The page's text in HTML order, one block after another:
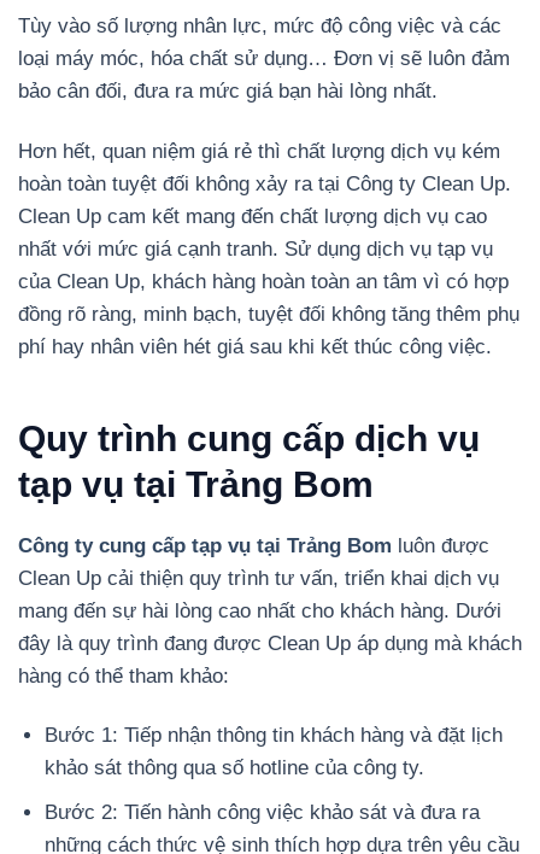
Tùy vào số lượng nhân lực, mức độ công việc và các
loại máy móc, hóa chất sử dụng… Đơn vị sẽ luôn đảm
bảo cân đối, đưa ra mức giá bạn hài lòng nhất.
Hơn hết, quan niệm giá rẻ thì chất lượng dịch vụ kém
hoàn toàn tuyệt đối không xảy ra tại Công ty Clean Up.
Clean Up cam kết mang đến chất lượng dịch vụ cao
nhất với mức giá cạnh tranh. Sử dụng dịch vụ tạp vụ
của Clean Up, khách hàng hoàn toàn an tâm vì có hợp
đồng rõ ràng, minh bạch, tuyệt đối không tăng thêm phụ
phí hay nhân viên hét giá sau khi kết thúc công việc.
Quy trình cung cấp dịch vụ
tạp vụ tại Trảng Bom
Công ty cung cấp tạp vụ tại Trảng Bom luôn được
Clean Up cải thiện quy trình tư vấn, triển khai dịch vụ
mang đến sự hài lòng cao nhất cho khách hàng. Dưới
đây là quy trình đang được Clean Up áp dụng mà khách
hàng có thể tham khảo:
Bước 1: Tiếp nhận thông tin khách hàng và đặt lịch
khảo sát thông qua số hotline của công ty.
Bước 2: Tiến hành công việc khảo sát và đưa ra
những cách thức vệ sinh thích hợp dựa trên yêu cầu